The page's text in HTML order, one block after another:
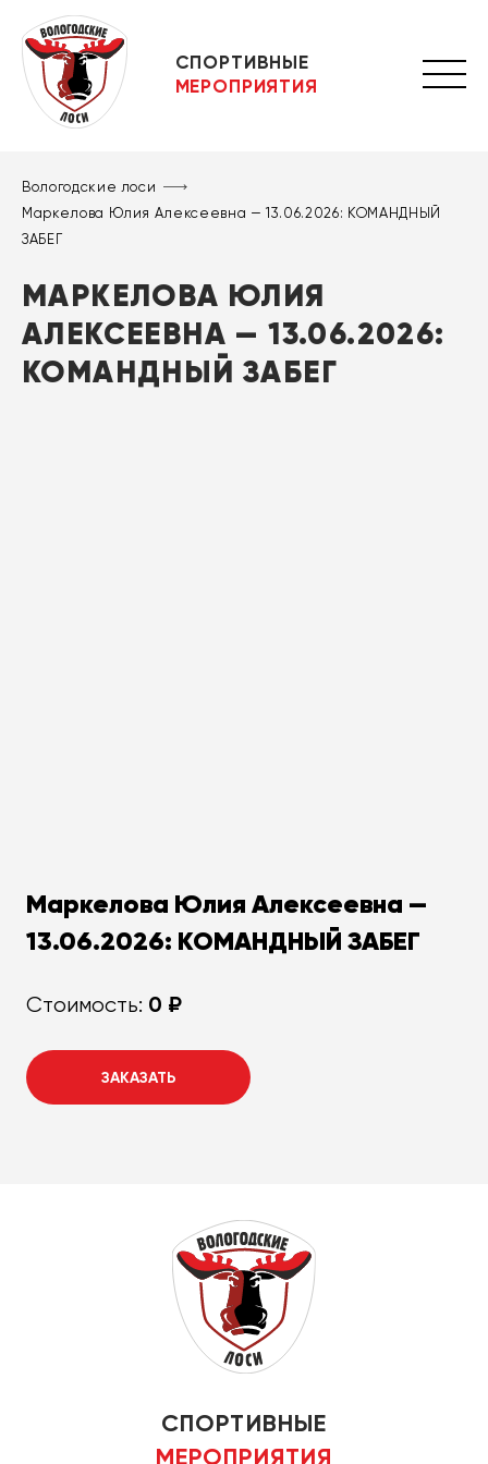
СПОРТИВНЫЕ
МЕРОПРИЯТИЯ
Вологодские лоси
Маркелова Юлия Алексеевна — 13.06.2026: КОМАНДНЫЙ
ЗАБЕГ
МАРКЕЛОВА ЮЛИЯ
АЛЕКСЕЕВНА — 13.06.2026:
КОМАНДНЫЙ ЗАБЕГ
Маркелова Юлия Алексеевна —
13.06.2026: КОМАНДНЫЙ ЗАБЕГ
Стоимость: 0 ₽
ЗАКАЗАТЬ
СПОРТИВНЫЕ
МЕРОПРИЯТИЯ